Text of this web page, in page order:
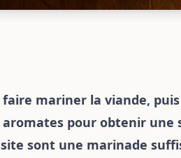
mariner la viande,
pour obtenir une
sont une marinade